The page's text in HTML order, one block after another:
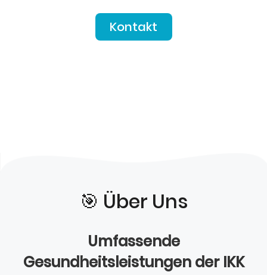
Kontakt
🎯️ Über Uns
Umfassende
Gesundheitsleistungen der IKK